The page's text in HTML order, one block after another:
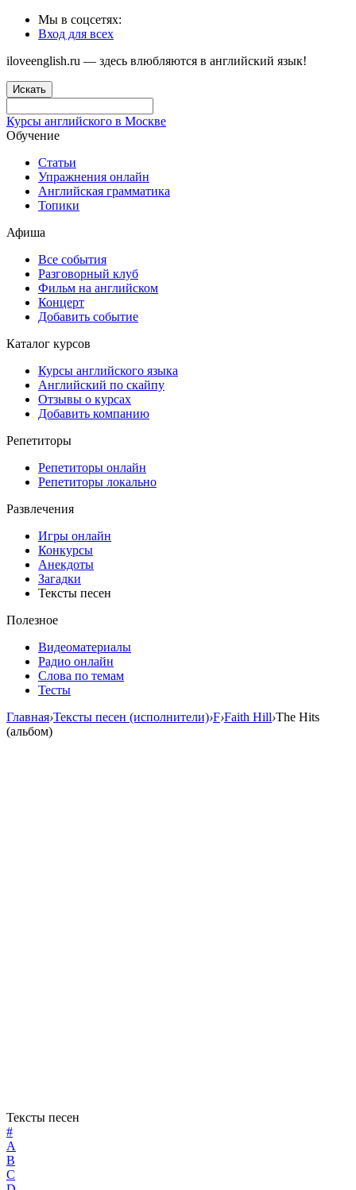
Мы в соцсетях:
Вход для всех
iloveenglish.ru — здесь влюбляются в английский язык!
Искать
Курсы английского в Москве
Обучение
Статьи
Упражнения онлайн
Английская грамматика
Топики
Афиша
Все события
Разговорный клуб
Фильм на английском
Концерт
Добавить событие
Каталог курсов
Курсы английского языка
Английский по скайпу
Отзывы о курсах
Добавить компанию
Репетиторы
Репетиторы онлайн
Репетиторы локально
Развлечения
Игры онлайн
Конкурсы
Анекдоты
Загадки
Тексты песен
Полезное
Видеоматериалы
Радио онлайн
Слова по темам
Тесты
Главная›Тексты песен (исполнители)›F›Faith Hill›The Hits
(альбом)
Тексты песен
#
A
B
C